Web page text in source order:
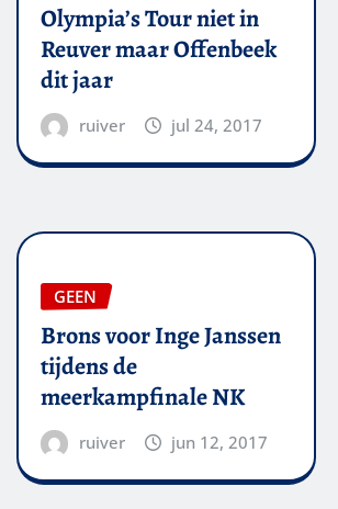
Olympia’s Tour niet in
Reuver maar Offenbeek
dit jaar
ruiver jul 24, 2017
GEEN
Brons voor Inge Janssen
tijdens de
meerkampfinale NK
ruiver jun 12, 2017